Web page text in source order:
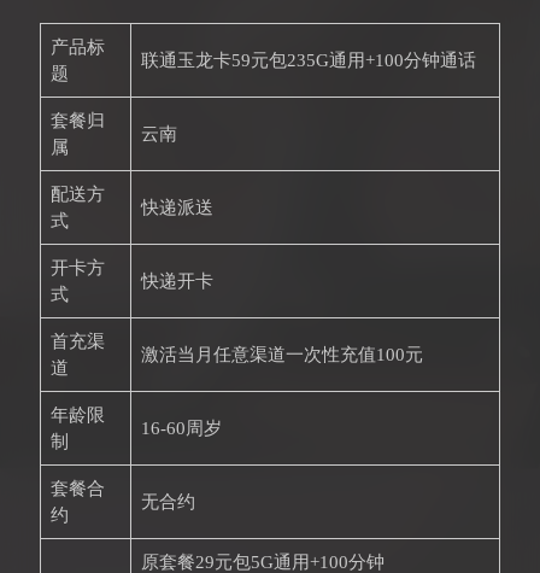
产品标
题
联通玉龙卡59元包235G通用+100分钟通话
套餐归
属
云南
配送方
式
快递派送
开卡方
式
快递开卡
首充渠
道
激活当月任意渠道一次性充值100元
年龄限
制
16-60周岁
套餐合
约
无合约
原套餐29元包5G通用+100分钟